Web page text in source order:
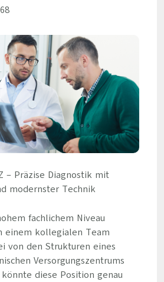
– Präzise Diagnostik mit
modernster Technik
fachlichem Niveau
einem kollegialen Team
von den Strukturen eines
Versorgungszentrums
diese Position genau